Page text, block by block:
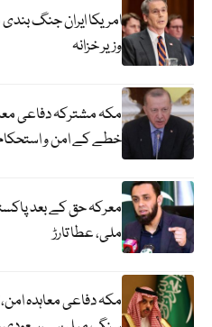
امریکا ایران جنگ
وزیر خزانہ
مکہ مشترکہ دفاعی
خطے کے امن و
معرکہ حق کے بعد
ملی، عطا تارڑ
مکہ دفاعی معاہدہ